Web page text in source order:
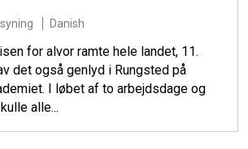
Danish
for alvor ramte hele landet, 11.
det også genlyd i Rungsted på
I løbet af to arbejdsdage og
alle...